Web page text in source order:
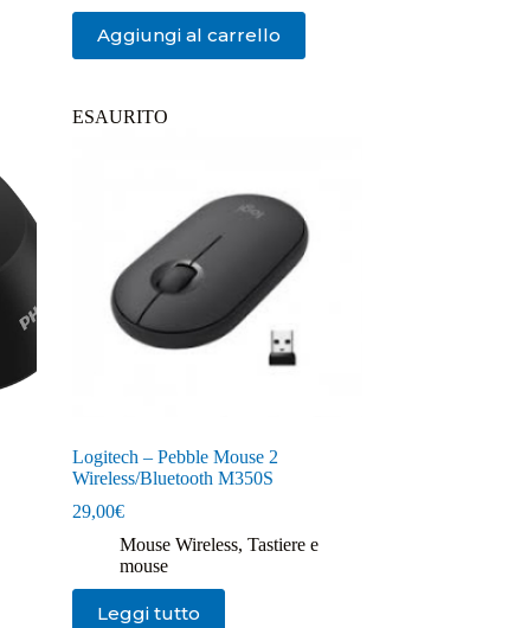
Aggiungi al carrello
ESAURITO
Logitech – Pebble Mouse 2
Wireless/Bluetooth M350S
29,00€
Mouse Wireless, Tastiere e
mouse
Leggi tutto